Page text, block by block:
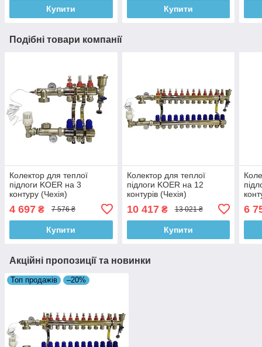
Купити Купити
Подібні товари компанії
Колектор для теплої
підлоги KOER на 3
контуру (Чехія)
4 697 ₴ 7 576 ₴
Купити
Колектор для теплої
підлоги KOER на 12
контурів (Чехія)
10 417₴ 13 021 ₴
Купити
6
Акційні пропозиції та новинки
Топ продажів –20%